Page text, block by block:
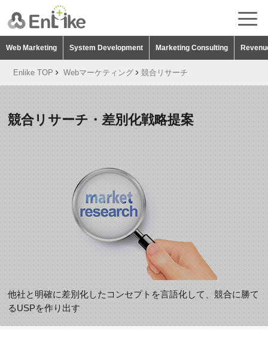
Web Marketing System Development Marketing Consulting
Enlike TOP Webマーケティング 競合リサーチ
競合リサーチ・差別化戦略提案
他社と明確に差別化したコンセプトを言語化して、競合に勝て
るUSPを作り出す